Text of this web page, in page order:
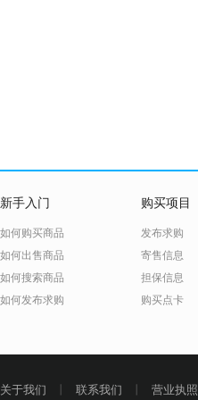
新手入门
如何购买商品
如何出售商品
如何搜索商品
如何发布求购
购买项目
发布求购
寄售信息
担保信息
购买点卡
关于我们 联系我们 营业执照